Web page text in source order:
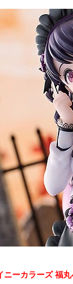
ニーカラーズ 福